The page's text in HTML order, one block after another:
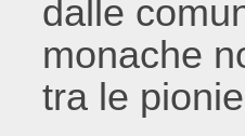
dalle
monache
tra le